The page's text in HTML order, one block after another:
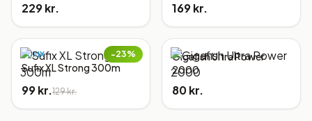
229 kr. 169 kr.
−23%
SUFIX
Sufix XL Strong 300m
99 kr.129 kr.
Gigafish Ultra Power
2000
80 kr.